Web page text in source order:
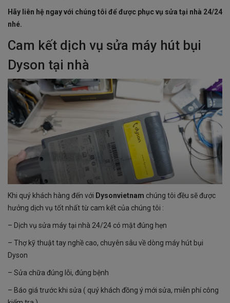
Hãy liên hệ ngay với chúng tôi để được phục vụ sửa tại nhà 24/24
nhé.
Cam kết dịch vụ sửa máy hút bụi
Dyson tại nhà
Khi quý khách hàng đến với Dysonvietnam chúng tôi đều sẽ được
hưởng dịch vụ tốt nhất từ cam kết của chúng tôi :
– Dịch vụ sửa máy tại nhà 24/24 có mặt đúng hẹn
– Thợ kỹ thuật tay nghề cao, chuyên sâu về dòng máy hút bụi
Dyson
– Sửa chữa đúng lỗi, đúng bệnh
– Báo giá trước khi sửa ( quý khách đồng ý mới sửa, miễn phí công